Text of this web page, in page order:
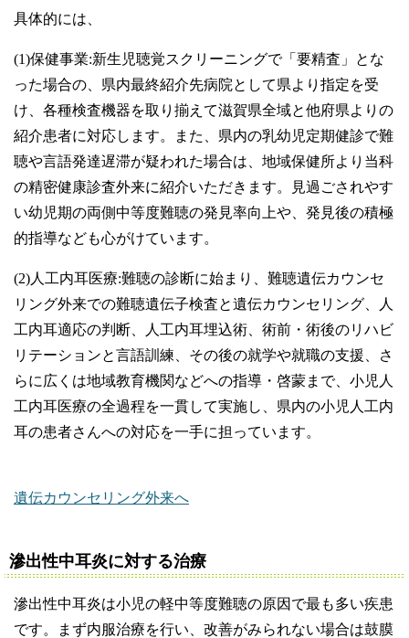
具体的には、
(1)保健事業:新生児聴覚スクリーニングで「要精査」とな
った場合の、県内最終紹介先病院として県より指定を受
け、各種検査機器を取り揃えて滋賀県全域と他府県よりの
紹介患者に対応します。また、県内の乳幼児定期健診で難
聴や言語発達遅滞が疑われた場合は、地域保健所より当科
の精密健康診査外来に紹介いただきます。見過ごされやす
い幼児期の両側中等度難聴の発見率向上や、発見後の積極
的指導なども心がけています。
(2)人工内耳医療:難聴の診断に始まり、難聴遺伝カウンセ
リング外来での難聴遺伝子検査と遺伝カウンセリング、人
工内耳適応の判断、人工内耳埋込術、術前・術後のリハビ
リテーションと言語訓練、その後の就学や就職の支援、さ
らに広くは地域教育機関などへの指導・啓蒙まで、小児人
工内耳医療の全過程を一貫して実施し、県内の小児人工内
耳の患者さんへの対応を一手に担っています。
遺伝カウンセリング外来へ
滲出性中耳炎に対する治療
滲出性中耳炎は小児の軽中等度難聴の原因で最も多い疾患
です。まず内服治療を行い、改善がみられない場合は鼓膜